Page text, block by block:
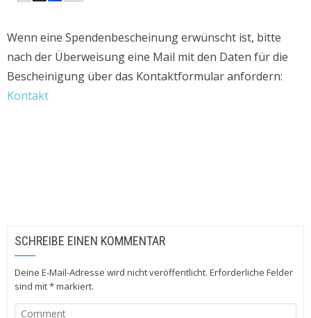
Wenn eine Spendenbescheinung erwünscht ist, bitte
nach der Überweisung eine Mail mit den Daten für die
Bescheinigung über das Kontaktformular anfordern:
Kontakt
SCHREIBE EINEN KOMMENTAR
Deine E-Mail-Adresse wird nicht veröffentlicht. Erforderliche Felder
sind mit*markiert.